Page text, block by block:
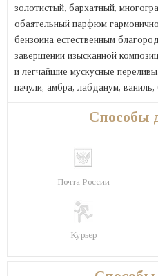
золотистый, бархатный,
обаятельный парфюм
бензоина естественным
завершении изысканной
и легчайшие мускусные
пачули, амбра, лабданум, ваниль,
Способы
Почта России
Курьер